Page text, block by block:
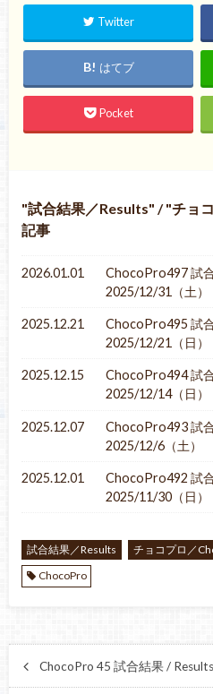
Twitter
はてブ
Pocket
試合結果／Results / チョ
記事
2026.01.01
ChocoPro497 試
2025/12/31（土）
2025.12.21
ChocoPro495 試
2025/12/21（日）
2025.12.15
ChocoPro494 試
2025/12/14（日）
2025.12.07
ChocoPro493 試
2025/12/6（土）
2025.12.01
ChocoPro492 試
2025/11/30（日）
試合結果／Results
チョコプロ／
ChocoPro
ChocoPro 45 試合結果 /